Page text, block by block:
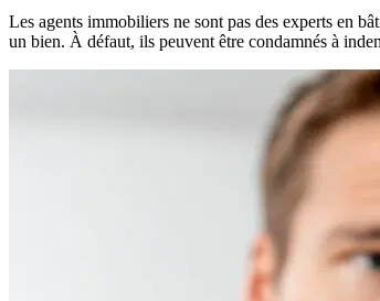
Les agents immobiliers ne sont pas des experts en
un bien. À défaut, ils peuvent être condamnés à